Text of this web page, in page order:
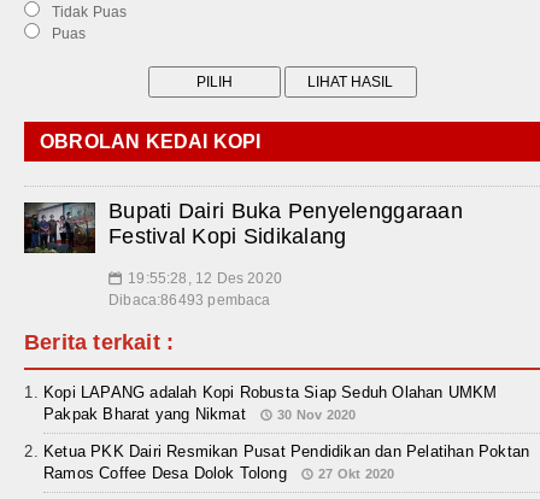
Tidak Puas
Puas
OBROLAN KEDAI KOPI
Bupati Dairi Buka Penyelenggaraan
Festival Kopi Sidikalang
📅 19:55:28, 12 Des 2020
Dibaca:86493 pembaca
Berita terkait :
Kopi LAPANG adalah Kopi Robusta Siap Seduh Olahan UMKM
Pakpak Bharat yang Nikmat
30 Nov 2020
Ketua PKK Dairi Resmikan Pusat Pendidikan dan Pelatihan Poktan
Ramos Coffee Desa Dolok Tolong
27 Okt 2020